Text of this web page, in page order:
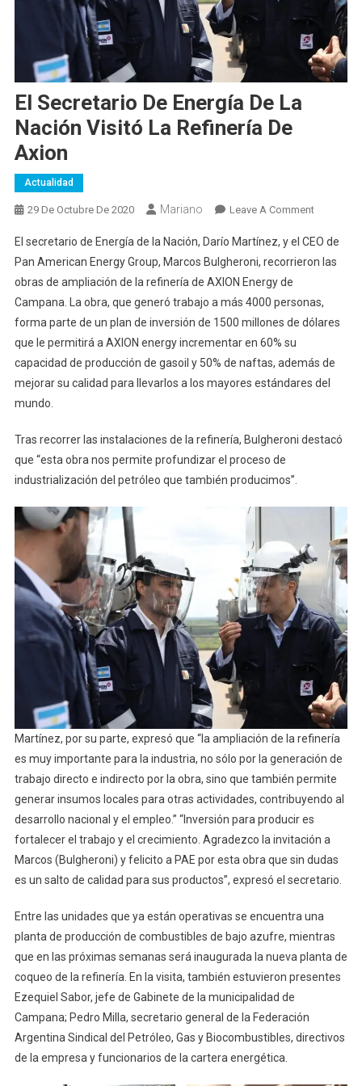
El Secretario De Energía De La
Nación Visitó La Refinería De
Axion
Actualidad
29 De Octubre De 2020 Mariano Leave A CommentOn
Secretario
De
De
La
Visitó
La
El secretario de Energía de la Nación, Darío Martínez, y el CEO de
Pan American Energy Group, Marcos Bulgheroni, recorrieron las
obras de ampliación de la refinería de AXION Energy de
Campana. La obra, que generó trabajo a más 4000 personas,
forma parte de un plan de inversión de 1500 millones de dólares
que le permitirá a AXION energy incrementar en 60% su
capacidad de producción de gasoil y 50% de naftas, además de
mejorar su calidad para llevarlos a los mayores estándares del
mundo.
Tras recorrer las instalaciones de la refinería, Bulgheroni destacó
que “esta obra nos permite profundizar el proceso de
industrialización del petróleo que también producimos”.
Martínez, por su parte, expresó que “la ampliación de la refinería
es muy importante para la industria, no sólo por la generación de
trabajo directo e indirecto por la obra, sino que también permite
generar insumos locales para otras actividades, contribuyendo al
desarrollo nacional y el empleo.” “Inversión para producir es
fortalecer el trabajo y el crecimiento. Agradezco la invitación a
Marcos (Bulgheroni) y felicito a PAE por esta obra que sin dudas
es un salto de calidad para sus productos”, expresó el secretario.
Entre las unidades que ya están operativas se encuentra una
planta de producción de combustibles de bajo azufre, mientras
que en las próximas semanas será inaugurada la nueva planta de
coqueo de la refinería. En la visita, también estuvieron presentes
Ezequiel Sabor, jefe de Gabinete de la municipalidad de
Campana; Pedro Milla, secretario general de la Federación
Argentina Sindical del Petróleo, Gas y Biocombustibles, directivos
de la empresa y funcionarios de la cartera energética.